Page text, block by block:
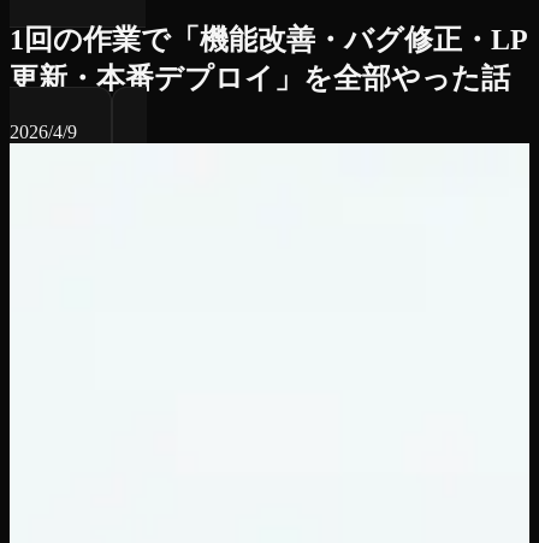
1回の作業で「機能改善・バグ修正・LP
更新・本番デプロイ」を全部やった話
2026/4/9